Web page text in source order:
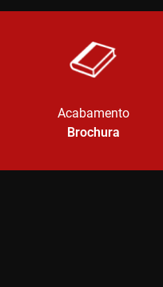
Acabamento
Brochura